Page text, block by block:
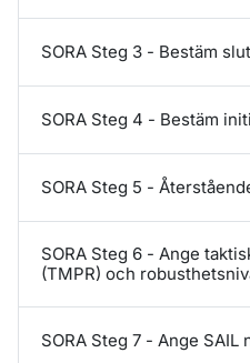
SORA Steg 3 - Bestäm
SORA Steg 4 - Bestäm
SORA Steg 5 -
SORA Steg 6 - Ange
(TMPR) och
SORA Steg 7 - Ange SAIL